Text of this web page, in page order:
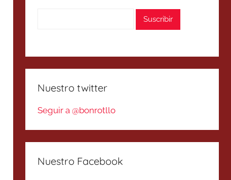
Nuestro twitter
Seguir a @bonrotllo
Nuestro Facebook